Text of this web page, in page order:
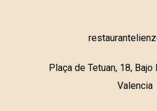
Plaça de Tetuan, 18, Bajo
Valencia